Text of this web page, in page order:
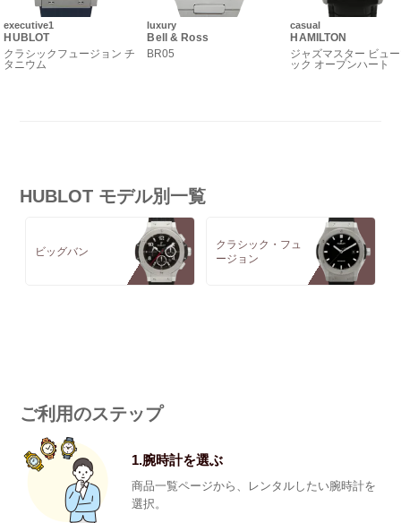
executive1
HUBLOT
クラシックフュージョン チ
タニウム
luxury
Bell & Ross
BR05
casual
HAMILTON
ジャズマスター ビュ
ック オープンハート
HUBLOT モデル別一覧
ビッグバン
クラシック・フュ
ージョン
ご利用のステップ
1.腕時計を選ぶ
商品一覧ページから、レンタルしたい腕時計を
選択。